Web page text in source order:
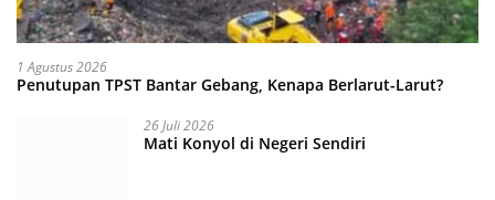
1 Agustus 2026
Penutupan TPST Bantar Gebang, Kenapa Berlarut-Larut?
26 Juli 2026
Mati Konyol di Negeri Sendiri